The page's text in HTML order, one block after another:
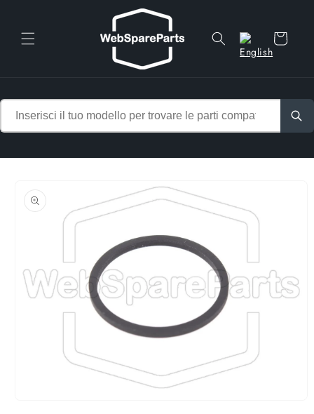
ai contenuti
Carrello
informazioni
sul prodotto